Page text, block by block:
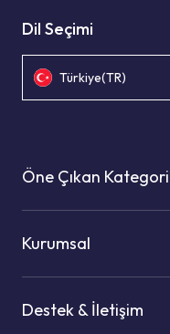
Dil Seçimi
Türkiye(TR)
Öne Çıkan
Kurumsal
Destek & İletişim